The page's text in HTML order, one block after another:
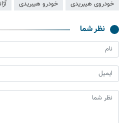
خودروی هیبریدی
خودرو هیبریدی
نظر شما